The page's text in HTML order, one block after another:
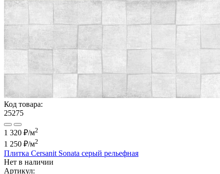
Код товара:
25275
1 320 ₽/м2
1 250 ₽/м2
Плитка Cersanit Sonata серый рельефная
Нет в наличии
Артикул: